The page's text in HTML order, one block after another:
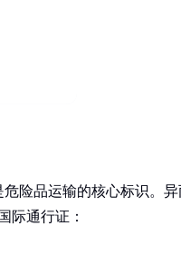
品运输的核心标识。异
际通行证：